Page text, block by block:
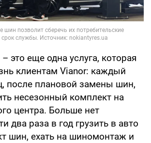
это еще одна услуга, которая
клиентам Vianor: каждый
после плановой замены шин,
несезонный комплект на
центра. Больше нет
два раза в год грузить в авто
шин, ехать на шиномонтаж и